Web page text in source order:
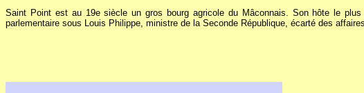
Saint Point est au 19e siècle un gros bourg agricole du Mâconnais. Son hôte le
parlementaire sous Louis Philippe, ministre de la Seconde République, écarté des